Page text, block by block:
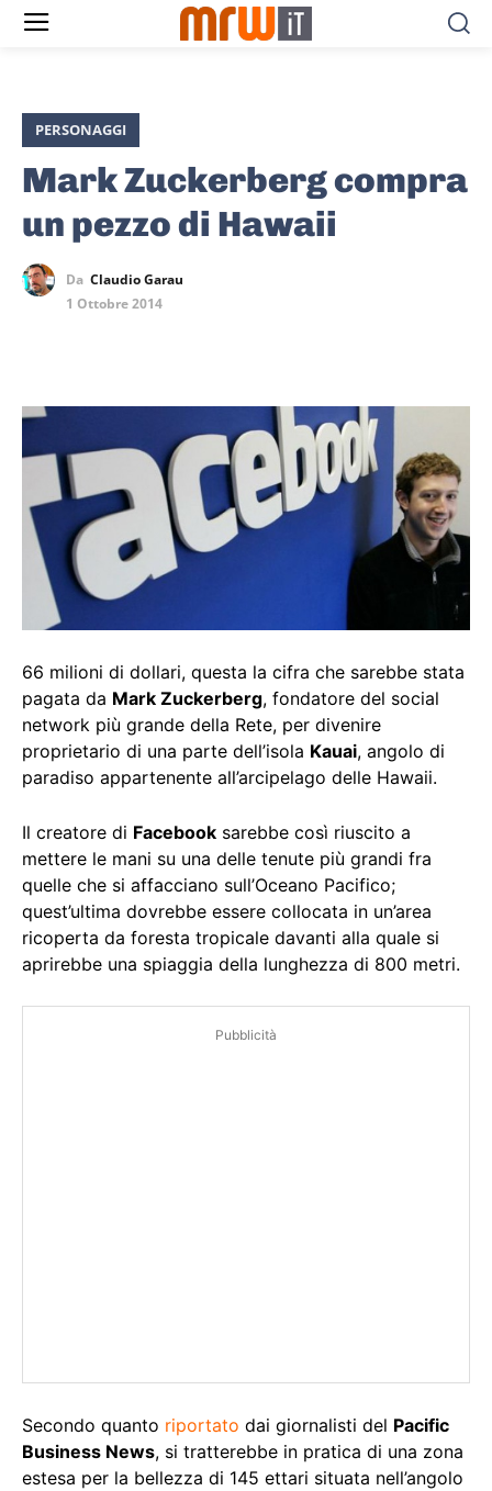
PERSONAGGI
Mark Zuckerberg compra
un pezzo di Hawaii
Da Claudio Garau
1 Ottobre 2014
66 milioni di dollari, questa la cifra che sarebbe stata
pagata da Mark Zuckerberg, fondatore del social
network più grande della Rete, per divenire
proprietario di una parte dell’isola Kauai, angolo di
paradiso appartenente all’arcipelago delle Hawaii.
Il creatore di Facebook sarebbe così riuscito a
mettere le mani su una delle tenute più grandi fra
quelle che si affacciano sull’Oceano Pacifico;
quest’ultima dovrebbe essere collocata in un’area
ricoperta da foresta tropicale davanti alla quale si
aprirebbe una spiaggia della lunghezza di 800 metri.
Pubblicità
Secondo quanto riportato dai giornalisti del Pacific
Business News, si tratterebbe in pratica di una zona
estesa per la bellezza di 145 ettari situata nell’angolo